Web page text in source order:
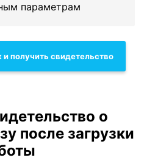
параметрам
получить свидетельство
о
после загрузки